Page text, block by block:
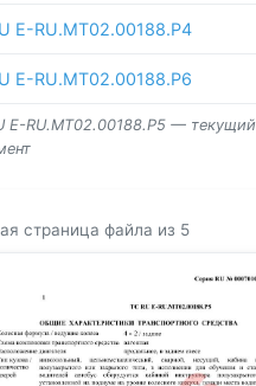
Е-RU.МТ02.00188.Р4
Е-RU.МТ02.00188.Р6
Е-RU.МТ02.00188.Р5 — текущий
страница файла из 5